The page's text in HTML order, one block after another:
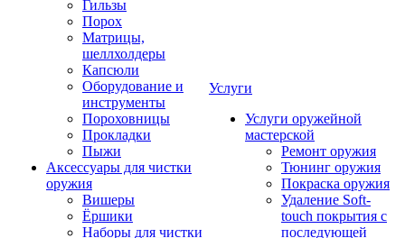
Гильзы
Порох
Матрицы,
шеллхолдеры
Капсюли
Оборудование и
инструменты
Пороховницы
Прокладки
Пыжи
Аксессуары для чистки
оружия
Вишеры
Ёршики
Наборы для чистки
Услуги
Услуги оружейной
мастерской
Ремонт оружия
Тюнинг оружия
Покраска оружия
Удаление Soft-
touch покрытия с
последующей